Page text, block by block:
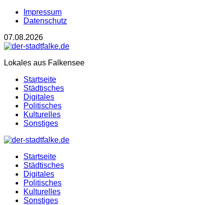
Impressum
Datenschutz
07.08.2026
Lokales aus Falkensee
Startseite
Städtisches
Digitales
Politisches
Kulturelles
Sonstiges
Startseite
Städtisches
Digitales
Politisches
Kulturelles
Sonstiges